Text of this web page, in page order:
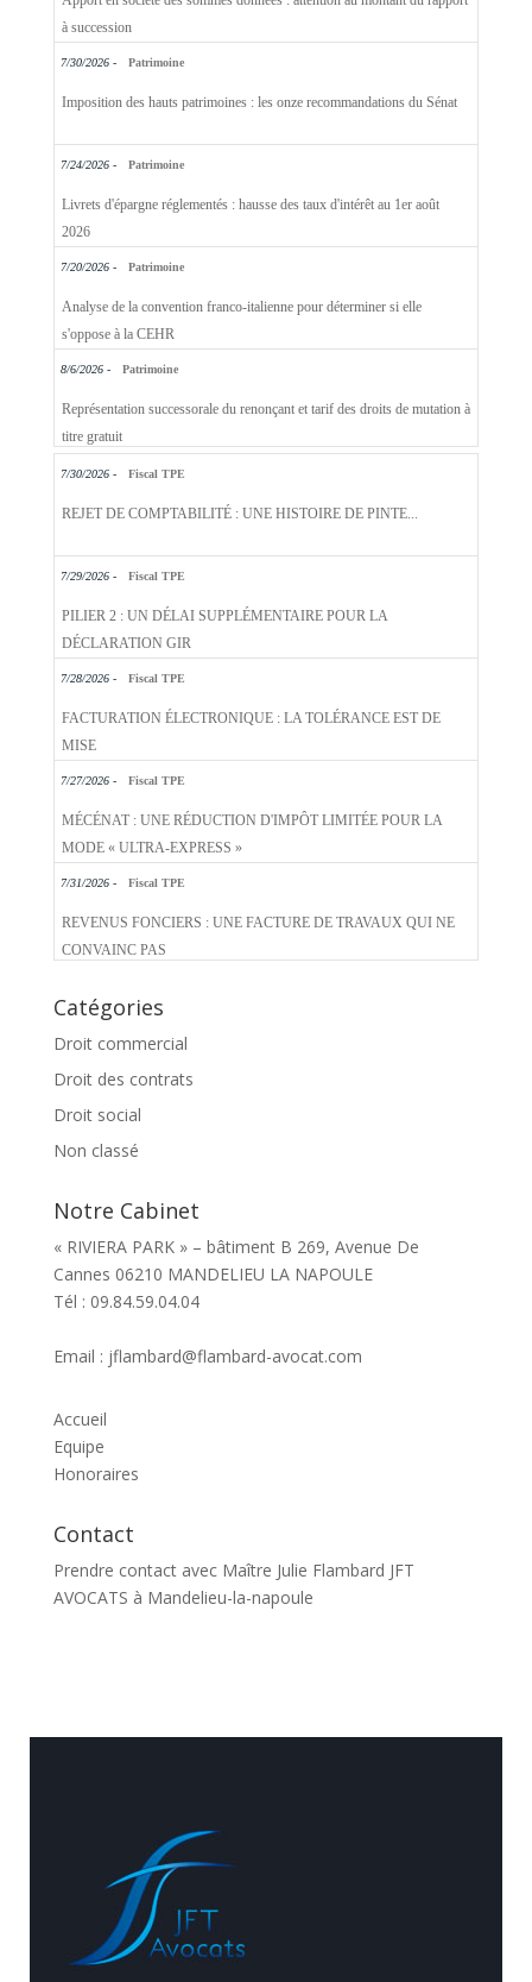
à succession
7/30/2026 - Patrimoine
Imposition des hauts patrimoines : les onze recommandations du Sénat
7/24/2026 - Patrimoine
Livrets d'épargne réglementés : hausse des taux d'intérêt au 1er août
2026
7/20/2026 - Patrimoine
Analyse de la convention franco-italienne pour déterminer si elle
s'oppose à la CEHR
8/6/2026 - Patrimoine
Représentation successorale du renonçant et tarif des droits de mutation à
titre gratuit
7/30/2026 - Fiscal TPE
REJET DE COMPTABILITÉ : UNE HISTOIRE DE PINTE...
7/29/2026 - Fiscal TPE
PILIER 2 : UN DÉLAI SUPPLÉMENTAIRE POUR LA
DÉCLARATION GIR
7/28/2026 - Fiscal TPE
FACTURATION ÉLECTRONIQUE : LA TOLÉRANCE EST DE
MISE
7/27/2026 - Fiscal TPE
MÉCÉNAT : UNE RÉDUCTION D'IMPÔT LIMITÉE POUR LA
MODE « ULTRA-EXPRESS »
7/31/2026 - Fiscal TPE
REVENUS FONCIERS : UNE FACTURE DE TRAVAUX QUI NE
CONVAINC PAS
Catégories
Droit commercial
Droit des contrats
Droit social
Non classé
Notre Cabinet
« RIVIERA PARK » – bâtiment B 269, Avenue De
Cannes 06210 MANDELIEU LA NAPOULE
Tél : 09.84.59.04.04
Email : jflambard@flambard-avocat.com
Accueil
Equipe
Honoraires
Contact
Prendre contact avec Maître Julie Flambard JFT
AVOCATS à Mandelieu-la-napoule